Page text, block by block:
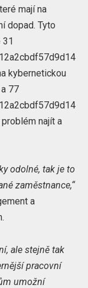
mají na
dopad. Tyto
kybernetickou
77
najít a
odolné, tak je to
zaměstnance,“
a
ale stejně tak
pracovní
umožní